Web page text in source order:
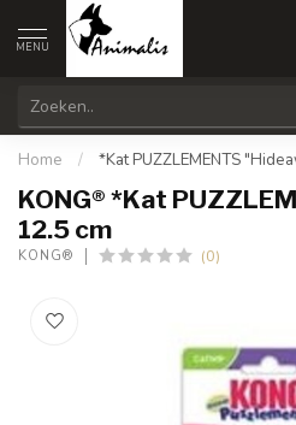
MENU
Home / *Kat PUZZLEMENTS
KONG® *Kat
12.5 cm
KONG® (0)